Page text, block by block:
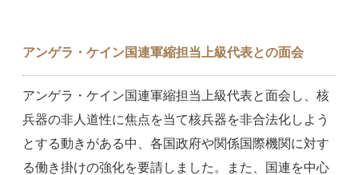
アンゲラ・ケイン国連軍縮担当上級代表との面会
アンゲラ・ケイン国連軍縮担当上級代表と面会し、核
兵器の非人道性に焦点を当て核兵器を非合法化しよう
とする動きがある中、各国政府や関係国際機関に対す
る働き掛けの強化を要請しました。また、国連を中心